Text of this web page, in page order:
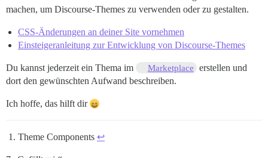
machen, um Discourse-Themes zu verwenden oder zu gestalten.
CSS-Änderungen an deiner Site vornehmen
Einsteigeranleitung zur Entwicklung von Discourse-Themes
Du kannst jederzeit ein Thema im Marketplace
erstellen und
dort den gewünschten Aufwand beschreiben.
Ich hoffe, das hilft dir
Theme Components ↩︎